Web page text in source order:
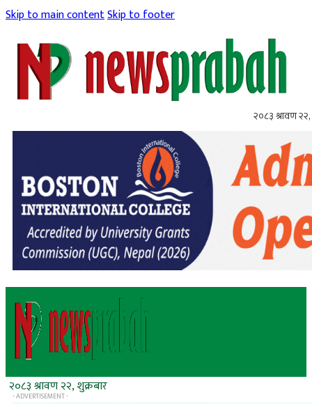
Skip to main contentSkip to footer
२०८३ श्रावण २२,
२०८३ श्रावण २२, शुक्रबार
- ADVERTISEMENT -